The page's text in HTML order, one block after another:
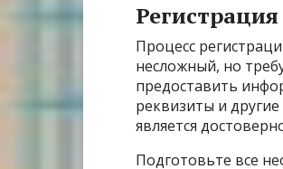
Процесс
несложный, но
предоставить
реквизиты и
является
Подготовьте все